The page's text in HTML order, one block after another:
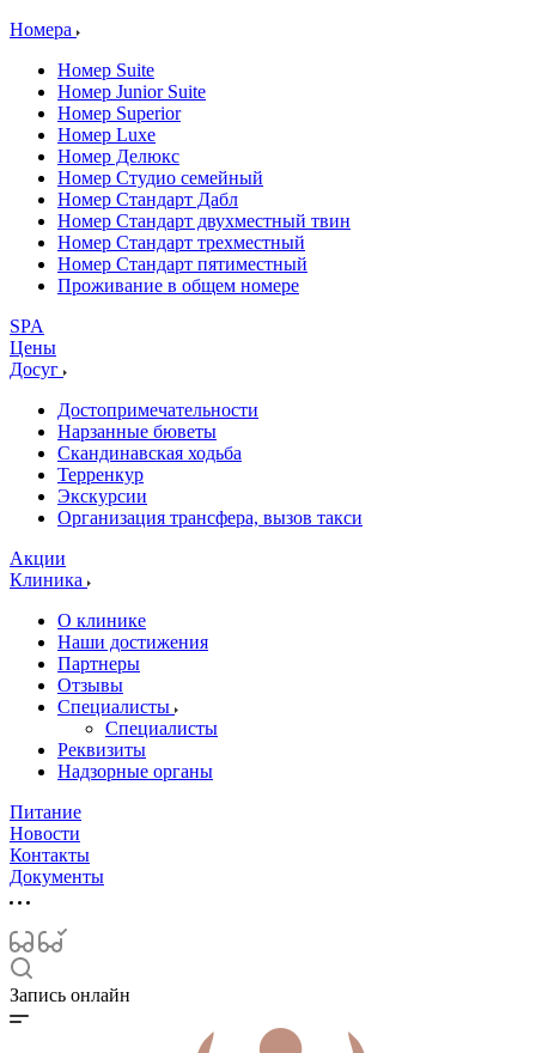
Номера
Номер Suite
Номер Junior Suite
Номер Superior
Номер Luxe
Номер Делюкс
Номер Студио семейный
Номер Стандарт Дабл
Номер Стандарт двухместный твин
Номер Стандарт трехместный
Номер Стандарт пятиместный
Проживание в общем номере
SPA
Цены
Досуг
Достопримечательности
Нарзанные бюветы
Скандинавская ходьба
Терренкур
Экскурсии
Организация трансфера, вызов такси
Акции
Клиника
О клинике
Наши достижения
Партнеры
Отзывы
Специалисты
Специалисты
Реквизиты
Надзорные органы
Питание
Новости
Контакты
Документы
Запись онлайн